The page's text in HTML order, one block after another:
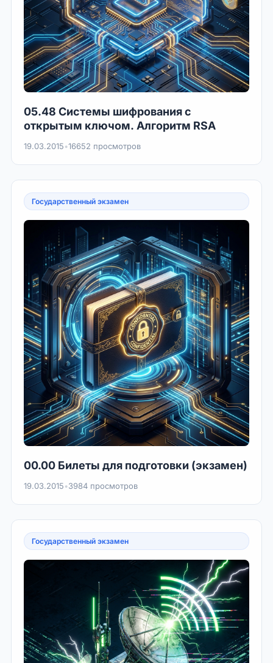
05.48 Системы шифрования с
открытым ключом. Алгоритм RSA
19.03.2015•16652 просмотров
Государственный экзамен
00.00 Билеты для подготовки (экзамен)
19.03.2015•3984 просмотров
Государственный экзамен